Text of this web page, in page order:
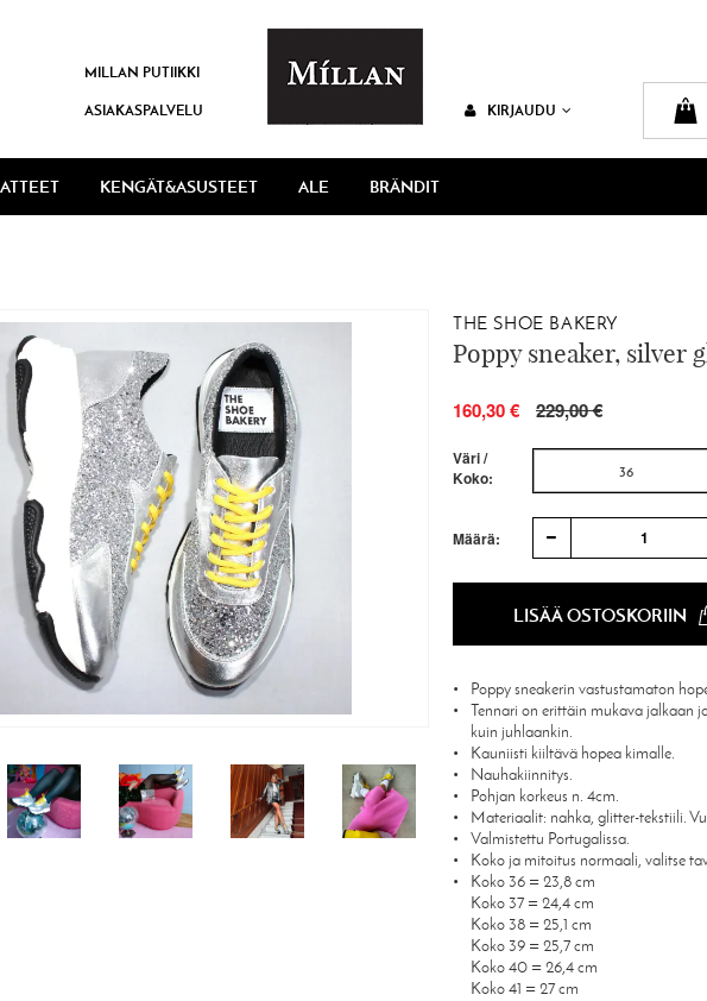
MILLAN PUTIIKKI
ASIAKASPALVELU KIRJAUDU
KENGÄT&ASUSTEET ALE BRÄNDIT
THE SHOE BAKERY
Poppy sneaker, silver
160,30 € 229,00 €
Väri /
Koko:
36
Määrä: 1
LISÄÄ OSTOSKORIIN
Poppy sneakerin vastustamaton
Tennari on erittäin mukava jalkaan
kuin juhlaankin.
Kauniisti kiiltävä hopea kimalle.
Nauhakiinnitys.
Pohjan korkeus n. 4cm.
Materiaalit: nahka, glitter-tekstiili.
Valmistettu Portugalissa.
Koko ja mitoitus normaali, valitse
Koko 36 = 23,8 cm
Koko 37 = 24,4 cm
Koko 38 = 25,1 cm
Koko 39 = 25,7 cm
Koko 40 = 26,4 cm
Koko 41 = 27 cm